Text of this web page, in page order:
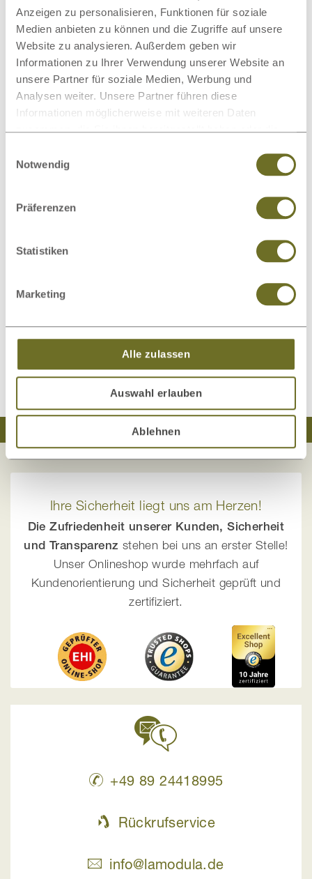
Anzeigen zu personalisieren, Funktionen für soziale
Medien anbieten zu können und die Zugriffe auf unsere
Website zu analysieren. Außerdem geben wir
Informationen zu Ihrer Verwendung unserer Website an
unsere Partner für soziale Medien, Werbung und
Analysen weiter. Unsere Partner führen diese
Informationen möglicherweise mit weiteren Daten
zusammen, die Sie ihnen bereitgestellt haben oder die
haben.
Notwendig
Präferenzen
Statistiken
Marketing
Alle zulassen
Auswahl erlauben
Ablehnen
Spannleintücher
Hocker Wandbilder
Schreiben Sie Ihre Meinung zu diesem Artikel:
Kundenrezension verfassen
Traumhaft schlafen Natürlich wohnen
Ihre Sicherheit liegt uns am Herzen!
Die Zufriedenheit unserer Kunden, Sicherheit
und Transparenz stehen bei uns an erster Stelle!
Unser Onlineshop wurde mehrfach auf
Kundenorientierung und Sicherheit geprüft und
zertifiziert.
+49 89 24418995
Rückrufservice
info@lamodula.de